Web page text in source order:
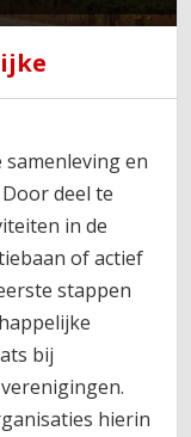
en
deel te
in de
of actief
stappen
bij
hierin